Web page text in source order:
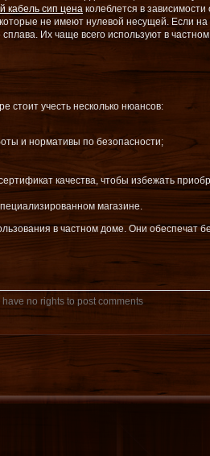
кабель сип цена колеблется в
не имеют нулевой несущей. Если на
Их чаще всего используют в
стоит учесть несколько нюансов:
и нормативы по безопасности;
качества, чтобы избежать
магазине.
в частном доме. Они обеспечат
have no rights to post comments